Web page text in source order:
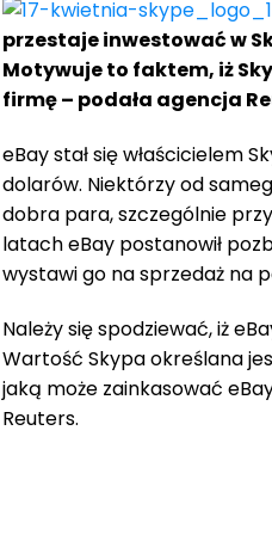
przestaje inwestować w
Motywuje to faktem, iż
firmę – podała agencja
eBay stał się właścicielem
dolarów. Niektórzy od
dobra para, szczególnie
latach eBay postanowił
wystawi go na sprzedaż na
Należy się spodziewać, iż
Wartość Skypa określana
jaką może zainkasować
Reuters.